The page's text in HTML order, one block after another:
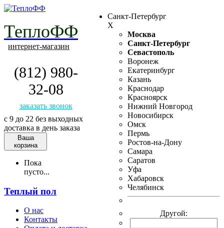
Санкт-Петербург
X
Москва
Санкт-Петербург
Севастополь
Воронеж
Екатеринбург
Казань
Краснодар
Красноярск
Нижний Новгород
Новосибирск
Омск
Пермь
Ростов-на-Дону
Самара
Саратов
Уфа
Хабаровск
Челябинск
Другой:
ТеплоФФ
интернет-магазин
(812) 980-
32-08
заказать звонок
с 9 до 22 без выходных
доставка в день заказа
Ваша
корзина
Пока
пусто...
Теплый пол
О нас
Контакты